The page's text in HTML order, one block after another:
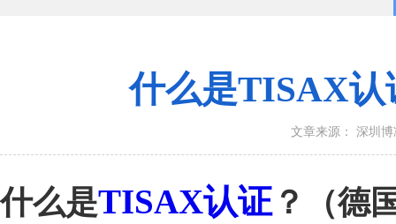
什么是TISAX
文章来源： 深圳
什么是TISAX认证？（德